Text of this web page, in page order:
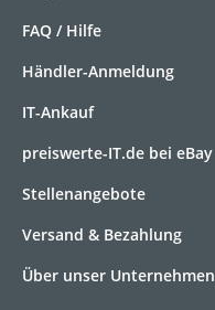
FAQ / Hilfe
Händler-Anmeldung
IT-Ankauf
preiswerte-IT.de bei eBay
Stellenangebote
Versand & Bezahlung
Über unser Unternehmen